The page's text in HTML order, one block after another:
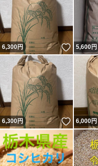
6,300円 いいね
5,600円
6,300円 いいね
6,000円